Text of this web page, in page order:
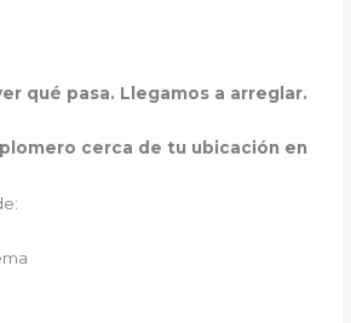
qué pasa. Llegamos a arreglar.
cerca de tu ubicación en